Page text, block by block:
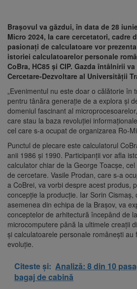
Brașovul va găzdui, în data de 28
Micro 2024, la care cercetatori, cadre
pasionați de calculatoare vor
istoriei calculatoarelor personale
CoBra, HC85 și CIP. Gazda întâlnirii
Cercetare-Dezvoltare al Universității
„Evenimentul nu este doar o călătorie în
pentru tânăra generație de a explora și
domeniul fascinant al
care stau la baza revoluției
cel care s-a ocupat de organizarea Ro-
Punctul de plecare este calculatorul
anii 1986 și 1990. Participanții vor afla
calculator chiar de la George Toacșe,
de cercetare. Vasile Prodan, care s-a
a CoBrei, va vorbi despre acest produs,
concepție la producție. Iar Sorin Cismaș,
asemenea din echipa de la Brașov, va
conceptelor de arhitectură începând de
microcomputere până la ultimele creații
și calculatoarele personale românești
evoluție.
Citeste și: Analiză: 8 din 10
bagaj de cabină